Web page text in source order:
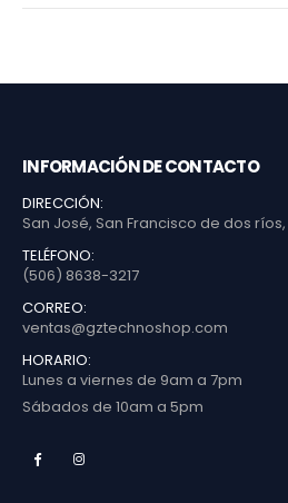
INFORMACIÓN DE CONTACTO
DIRECCIÓN:
San José, San Francisco de dos
TELÉFONO:
(506) 8638-3217
CORREO:
ventas@gztechnoshop.com
HORARIO:
Lunes a viernes de 9am a 7pm
Sábados de 10am a 5pm